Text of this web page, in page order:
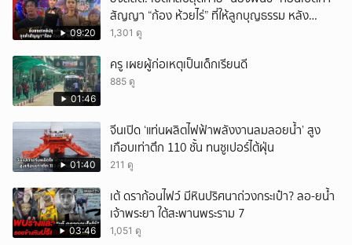
09:20
สัญญา “ก้อง ห้วยไร่” ที่ให้ลูกบุญธรรม หลัง
ลาโลก!
1,301 ดู
01:46
ครู เผยผู้ก่อเหตุเป็นเด็กเรียนดี
885 ดู
01:40
จีนเปิด ‘แท่นผลิตไฟฟ้าพลังงานลมลอยน้ำ’ สูง
เกือบเท่าตึก 110 ชั้น ทนซูเปอร์ไต้ฝุ่น
211 ดู
03:46
เต้ ดราก้อนไฟว์ มีหินปริศนาถ่วงกระเป๋า? ลอ-ยน้ำ
เจ้าพระยา ใต้สะพานพระราม 7
1,051 ดู
ยกเลิก